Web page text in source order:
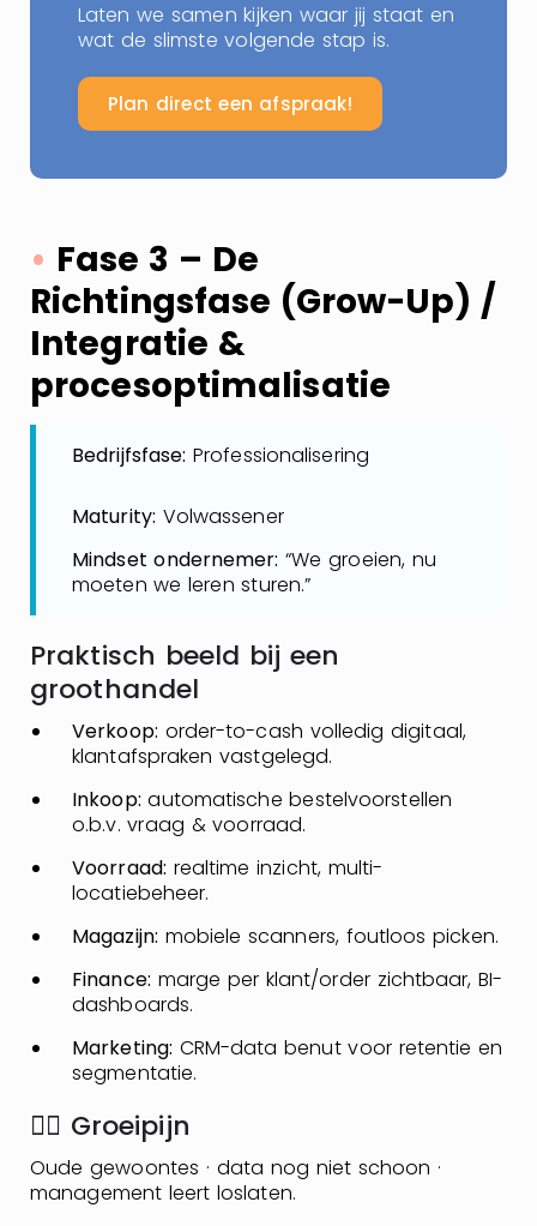
Laten we samen kijken waar jij staat en
wat de slimste volgende stap is.
Plan direct een afspraak!
• Fase 3 – De
Richtingsfase (Grow-Up) /
Integratie &
procesoptimalisatie
Bedrijfsfase: Professionalisering
Maturity: Volwassener
Mindset ondernemer: “We groeien, nu
moeten we leren sturen.”
Praktisch beeld bij een
groothandel
Verkoop: order-to-cash volledig digitaal,
klantafspraken vastgelegd.
Inkoop: automatische bestelvoorstellen
o.b.v. vraag & voorraad.
Voorraad: realtime inzicht, multi-
locatiebeheer.
Magazijn: mobiele scanners, foutloos picken.
Finance: marge per klant/order zichtbaar, BI-
dashboards.
Marketing: CRM-data benut voor retentie en
segmentatie.
👉🏼 Groeipijn
Oude gewoontes · data nog niet schoon ·
management leert loslaten.